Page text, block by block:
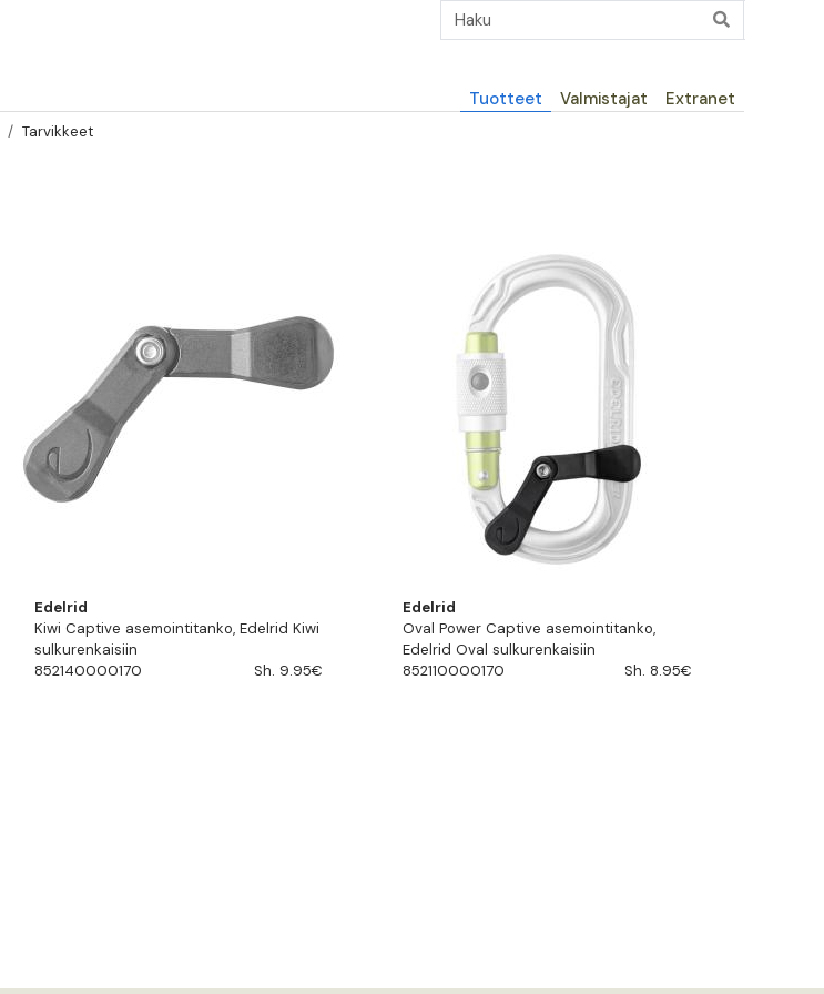
Päävalikko
Tuotteet Valmistajat Extranet
Tarvikkeet
Edelrid
Kiwi Captive asemointitanko, Edelrid Kiwi
sulkurenkaisiin
852140000170
Sh. 9.95€
Edelrid
Oval Power Captive asemointitanko,
Edelrid Oval sulkurenkaisiin
852110000170
Sh. 8.95€